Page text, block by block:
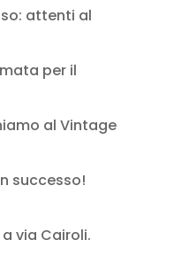
attenti al
per il
al Vintage
successo!
via Cairoli.